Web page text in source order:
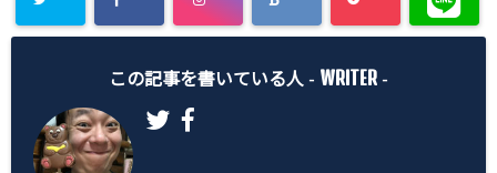
Warning:
array key
"Twitter" in
この記事を書いている人 - WRITER -